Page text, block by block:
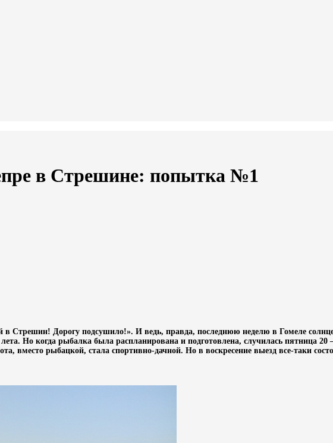
в Стрешине: попытка №1
в Стрешин! Дорогу подсушило!». И ведь, правда, последнюю неделю в Гомеле
Но когда рыбалка была распланирована и подготовлена, случилась пятница 20
вместо рыбацкой, стала спортивно-дачной. Но в воскресение выезд все-таки